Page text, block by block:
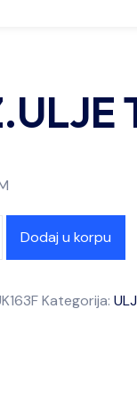
Dodaj u korpu
Kategorija: